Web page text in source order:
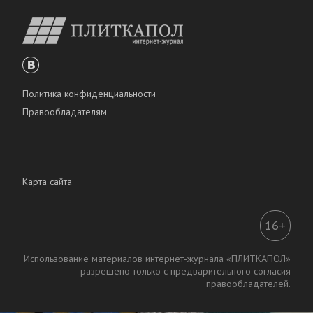
Политика конфиденциальности
Правообладателям
Карта сайта
16+
Использование материалов интернет-журнала «ПЛИТКАПОЛ»
разрешено только с предварительного согласия
правообладателей.